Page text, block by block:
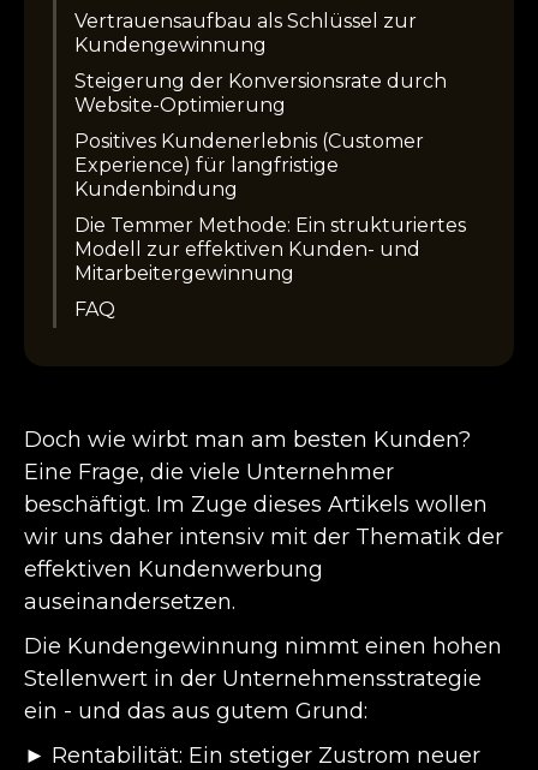
Doch wie wirbt man am besten Kunden?
Eine Frage, die viele Unternehmer
beschäftigt. Im Zuge dieses Artikels wollen
wir uns daher intensiv mit der Thematik der
effektiven Kundenwerbung
auseinandersetzen.
Die Kundengewinnung nimmt einen hohen
Stellenwert in der Unternehmensstrategie
ein - und das aus gutem Grund:
► Rentabilität: Ein stetiger Zustrom neuer
Vertrauensaufbau als Schlüssel zur
Kundengewinnung
Steigerung der Konversionsrate durch
Website-Optimierung
Positives Kundenerlebnis (Customer
Experience) für langfristige
Kundenbindung
Die Temmer Methode: Ein strukturiertes
Modell zur effektiven Kunden- und
Mitarbeitergewinnung
FAQ